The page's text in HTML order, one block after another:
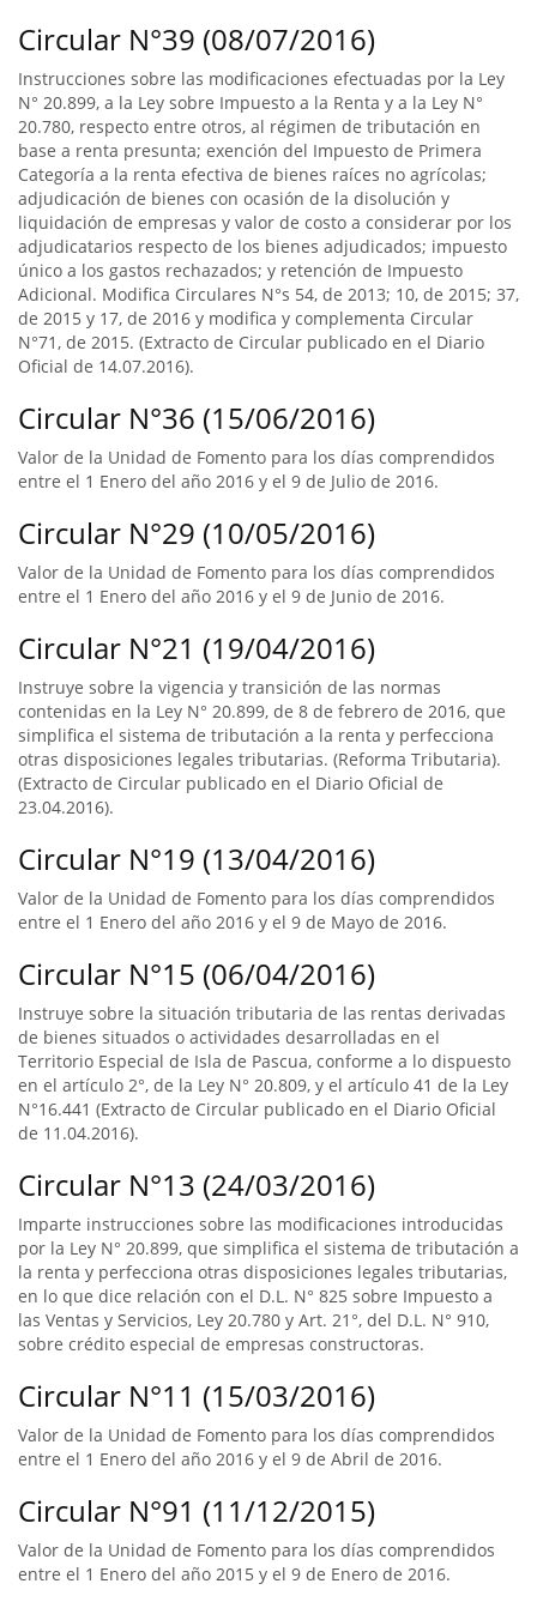
Circular N°39 (08/07/2016)
Instrucciones sobre las modificaciones efectuadas por la Ley
N° 20.899, a la Ley sobre Impuesto a la Renta y a la Ley N°
20.780, respecto entre otros, al régimen de tributación en
base a renta presunta; exención del Impuesto de Primera
Categoría a la renta efectiva de bienes raíces no agrícolas;
adjudicación de bienes con ocasión de la disolución y
liquidación de empresas y valor de costo a considerar por los
adjudicatarios respecto de los bienes adjudicados; impuesto
único a los gastos rechazados; y retención de Impuesto
Adicional. Modifica Circulares N°s 54, de 2013; 10, de 2015; 37,
de 2015 y 17, de 2016 y modifica y complementa Circular
N°71, de 2015. (Extracto de Circular publicado en el Diario
Oficial de 14.07.2016).
Circular N°36 (15/06/2016)
Valor de la Unidad de Fomento para los días comprendidos
entre el 1 Enero del año 2016 y el 9 de Julio de 2016.
Circular N°29 (10/05/2016)
Valor de la Unidad de Fomento para los días comprendidos
entre el 1 Enero del año 2016 y el 9 de Junio de 2016.
Circular N°21 (19/04/2016)
Instruye sobre la vigencia y transición de las normas
contenidas en la Ley N° 20.899, de 8 de febrero de 2016, que
simplifica el sistema de tributación a la renta y perfecciona
otras disposiciones legales tributarias. (Reforma Tributaria).
(Extracto de Circular publicado en el Diario Oficial de
23.04.2016).
Circular N°19 (13/04/2016)
Valor de la Unidad de Fomento para los días comprendidos
entre el 1 Enero del año 2016 y el 9 de Mayo de 2016.
Circular N°15 (06/04/2016)
Instruye sobre la situación tributaria de las rentas derivadas
de bienes situados o actividades desarrolladas en el
Territorio Especial de Isla de Pascua, conforme a lo dispuesto
en el artículo 2°, de la Ley N° 20.809, y el artículo 41 de la Ley
N°16.441 (Extracto de Circular publicado en el Diario Oficial
de 11.04.2016).
Circular N°13 (24/03/2016)
Imparte instrucciones sobre las modificaciones introducidas
por la Ley N° 20.899, que simplifica el sistema de tributación a
la renta y perfecciona otras disposiciones legales tributarias,
en lo que dice relación con el D.L. N° 825 sobre Impuesto a
las Ventas y Servicios, Ley 20.780 y Art. 21°, del D.L. N° 910,
sobre crédito especial de empresas constructoras.
Circular N°11 (15/03/2016)
Valor de la Unidad de Fomento para los días comprendidos
entre el 1 Enero del año 2016 y el 9 de Abril de 2016.
Circular N°91 (11/12/2015)
Valor de la Unidad de Fomento para los días comprendidos
entre el 1 Enero del año 2015 y el 9 de Enero de 2016.